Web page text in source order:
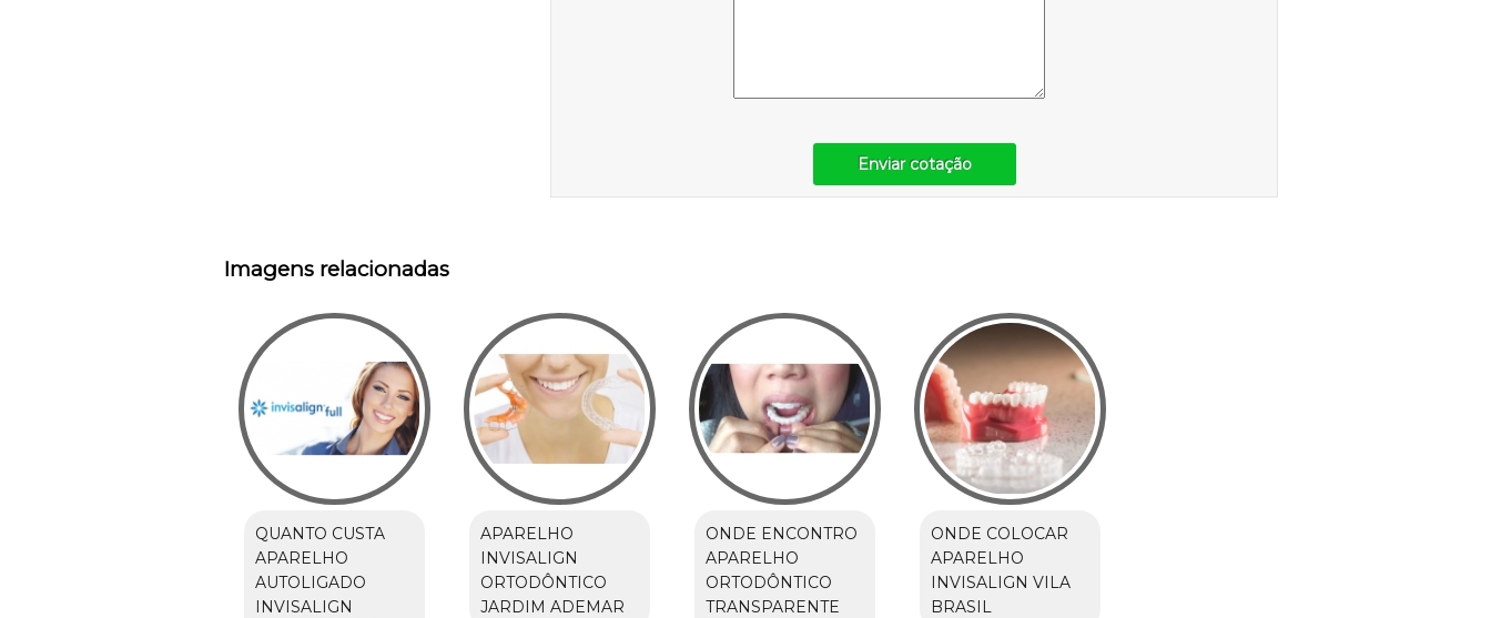
Enviar cotação
Imagens relacionadas
QUANTO CUSTA
APARELHO
AUTOLIGADO
INVISALIGN
APARELHO
INVISALIGN
ORTODÔNTICO
JARDIM ADEMAR
ONDE ENCONTRO
APARELHO
ORTODÔNTICO
TRANSPARENTE
ONDE COLOCAR
APARELHO
INVISALIGN VILA
BRASIL